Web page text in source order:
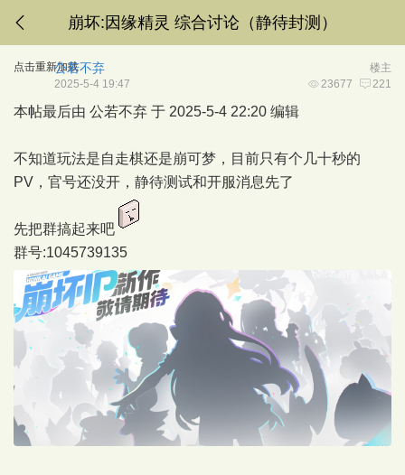
崩坏:因缘精灵 综合讨论（静待封测）
点击重新加载 楼主
公若不弃
23677 221
2025-5-4 19:47
本帖最后由 公若不弃 于 2025-5-4 22:20 编辑
不知道玩法是自走棋还是崩可梦，目前只有个几十秒的
PV，官号还没开，静待测试和开服消息先了
先把群搞起来吧
群号:1045739135